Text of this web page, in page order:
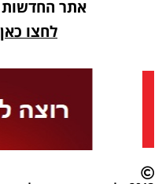
אתר החדשות
לחצו